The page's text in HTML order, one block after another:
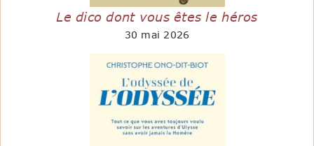
Le dico dont vous êtes le héros
30 mai 2026